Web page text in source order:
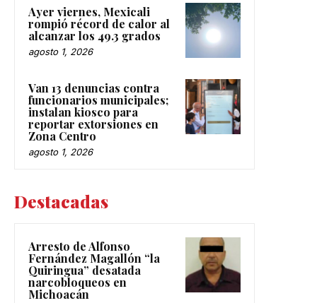
Ayer viernes, Mexicali
rompió récord de calor al
alcanzar los 49.3 grados
agosto 1, 2026
Van 13 denuncias contra
funcionarios municipales;
instalan kiosco para
reportar extorsiones en
Zona Centro
agosto 1, 2026
Destacadas
Arresto de Alfonso
Fernández Magallón “la
Quiringua” desatada
narcobloqueos en
Michoacán